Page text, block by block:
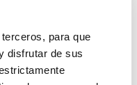
para que
disfrutar de sus
de Ekin 2026 –